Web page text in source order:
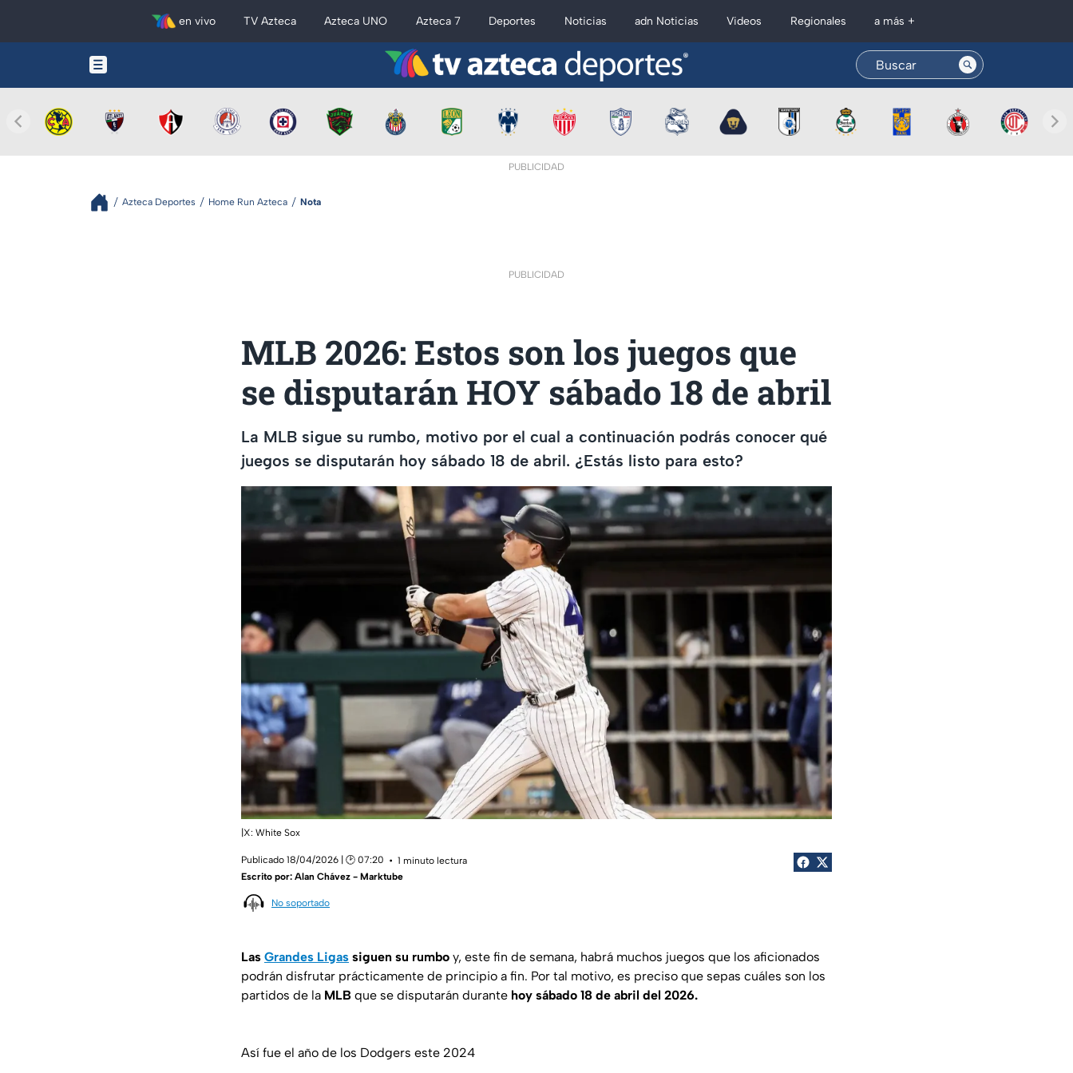
en vivo TV Azteca Azteca UNO Azteca 7 Deportes Noticias adn Noticias Videos Regionales a más +
PUBLICIDAD
Azteca Deportes Home Run Azteca Nota
PUBLICIDAD
MLB 2026: Estos son los juegos que
se disputarán HOY sábado 18 de abril
La MLB sigue su rumbo, motivo por el cual a continuación podrás conocer qué
juegos se disputarán hoy sábado 18 de abril. ¿Estás listo para esto?
|X: White Sox
Publicado 18/04/2026 | 🕑 07:20
1 minuto lectura
Escrito por: Alan Chávez - Marktube
No soportado
Las Grandes Ligas siguen su rumbo y, este fin de semana, habrá muchos juegos que los aficionados
podrán disfrutar prácticamente de principio a fin. Por tal motivo, es preciso que sepas cuáles son los
partidos de la MLB que se disputarán durante hoy sábado 18 de abril del 2026.
Así fue el año de los Dodgers este 2024